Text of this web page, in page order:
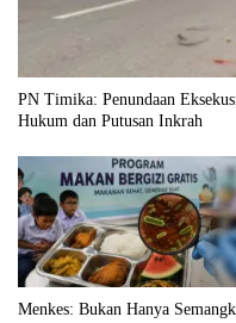
PN Timika: Penundaan
Hukum dan Putusan Inkrah
Menkes: Bukan Hanya